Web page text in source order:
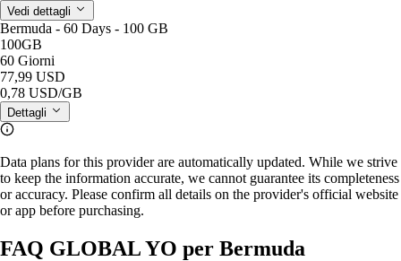
Vedi dettagli
Bermuda - 60 Days - 100 GB
100GB
60 Giorni
77,99 USD
0,78 USD/GB
Dettagli
Data plans for this provider are automatically updated. While we strive
to keep the information accurate, we cannot guarantee its completeness
or accuracy. Please confirm all details on the provider's official website
or app before purchasing.
FAQ GLOBAL YO per Bermuda